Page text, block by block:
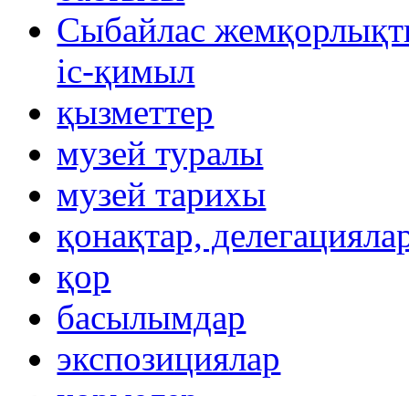
Сыбайлас
іс-қимыл
қызметтер
музей туралы
музей тарихы
қонақтар,
қор
басылымдар
экспозициялар